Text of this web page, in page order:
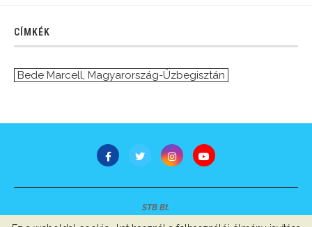
CÍMKÉK
Bede Marcell, Magyarország-Üzbegisztán
STB Bt.